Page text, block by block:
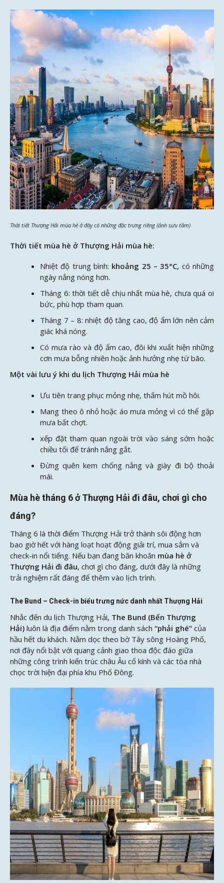
Thời tiết Thượng Hải mùa hè ở đây có những đặc trưng riêng (ảnh sưu tầm)
Thời tiết mùa hè ở Thượng Hải mùa hè:
Nhiệt độ trung bình: khoảng 25 – 35°C, có những
ngày nắng nóng hơn.
Tháng 6: thời tiết dễ chịu nhất mùa hè, chưa quá oi
bức, phù hợp tham quan.
Tháng 7 – 8: nhiệt độ tăng cao, độ ẩm lớn nên cảm
giác khá nóng.
Có mưa rào và độ ẩm cao, đôi khi xuất hiện những
cơn mưa bỗng nhiên hoặc ảnh hưởng nhẹ từ bão.
Một vài lưu ý khi du lịch Thượng Hải mùa hè
Ưu tiên trang phục mỏng nhẹ, thấm hút mồ hôi.
Mang theo ô nhỏ hoặc áo mưa mỏng vì có thể gặp
mưa bất chợt.
xếp đặt tham quan ngoài trời vào sáng sớm hoặc
chiều tối để tránh nắng gắt.
Đừng quên kem chống nắng và giày đi bộ thoải
mái.
Mùa hè tháng 6 ở Thượng Hải đi đâu, chơi gì cho
đáng?
Tháng 6 là thời điểm Thượng Hải trở thành sôi động hơn
bao giờ hết với hàng loạt hoạt động giải trí, mua sắm và
check-in nổi tiếng. Nếu bạn đang băn khoăn mùa hè ở
Thượng Hải đi đâu, chơi gì cho đáng, dưới đây là những
trải nghiệm rất đáng để thêm vào lịch trình.
The Bund – Check-in biểu trưng nức danh nhất Thượng Hải
Nhắc đến du lịch Thượng Hải, The Bund (Bến Thượng
Hải) luôn là địa điểm nằm trong danh sách “phải ghé” của
hầu hết du khách. Nằm dọc theo bờ Tây sông Hoàng Phố,
nơi đây nổi bật với quang cảnh giao thoa độc đáo giữa
những công trình kiến trúc châu Âu cổ kính và các tòa nhà
chọc trời hiện đại phía khu Phố Đông.